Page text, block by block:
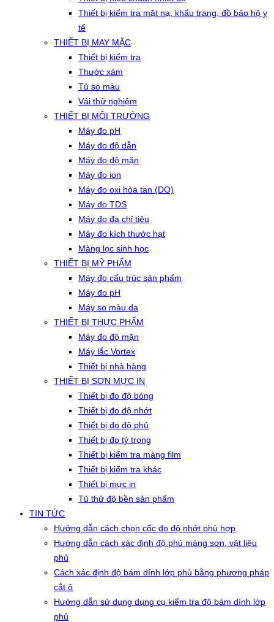
Thiết bị kiểm tra mặt nạ, khẩu trang, đồ bảo hộ y
tế
THIẾT BỊ MAY MẶC
Thiết bị kiểm tra
Thước xám
Tủ so màu
Vải thử nghiệm
THIẾT BỊ MÔI TRƯỜNG
Máy đo pH
Máy đo độ dẫn
Máy đo độ mặn
Máy đo ion
Máy đo oxi hòa tan (DO)
Máy đo TDS
Máy đo đa chỉ tiêu
Máy đo kích thước hạt
Màng lọc sinh học
THIẾT BỊ MỸ PHẨM
Máy đo cấu trúc sản phẩm
Máy đo pH
Máy so màu da
THIẾT BỊ THỰC PHẨM
Máy đo độ mặn
Máy lắc Vortex
Thiết bị nhà hàng
THIẾT BỊ SƠN MỰC IN
Thiết bị đo độ bóng
Thiết bị đo độ nhớt
Thiết bị đo độ phủ
Thiết bị đo tỷ trọng
Thiết bị kiểm tra màng film
Thiết bị kiểm tra khác
Thiết bị mực in
Tủ thử độ bền sản phẩm
TIN TỨC
Hướng dẫn cách chọn cốc đo độ nhớt phù hợp
Hướng dẫn cách xác định độ phủ màng sơn, vật liệu
phủ
Cách xác định độ bám dính lớp phủ bằng phương pháp
cắt ô
Hướng dẫn sử dụng dụng cụ kiểm tra độ bám dính lớp
phủ